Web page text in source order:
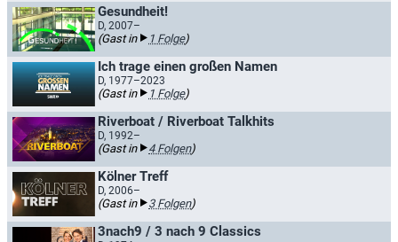
Gesundheit!
D, 2007–
(Gast in 1 Folge)
Ich trage einen großen Namen
D, 1977–2023
(Gast in 1 Folge)
Riverboat / Riverboat Talkhits
D, 1992–
(Gast in 4 Folgen)
Kölner Treff
D, 2006–
(Gast in 3 Folgen)
3nach9 / 3 nach 9 Classics